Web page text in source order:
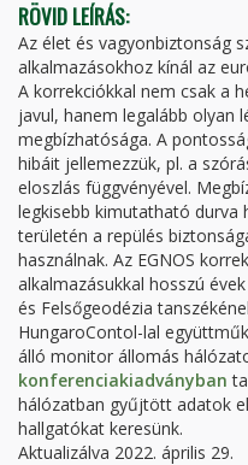
RÖVID LEÍRÁS:
Az élet és vagyonbiztonság
alkalmazásokhoz kínál az
A korrekciókkal nem csak a
javul, hanem legalább olyan
megbízhatósága. A
hibáit jellemezzük, pl. a
eloszlás függvényével.
legkisebb kimutatható durva
területén a repülés
használnak. Az EGNOS
alkalmazásukkal hosszú
és Felsőgeodézia
HungaroContol-lal
álló monitor állomás
konferenciakiadványban
hálózatban gyűjtött adatok
hallgatókat keresünk.
Aktualizálva 2022. április 29.